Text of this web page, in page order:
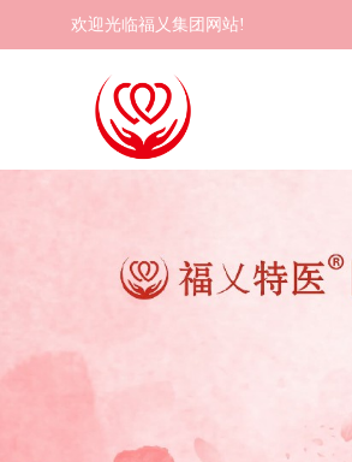
欢迎光临福乂集团网站!